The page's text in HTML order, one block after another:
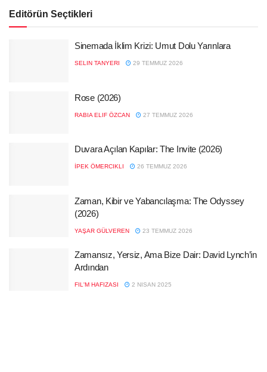
Editörün Seçtikleri
Sinemada İklim Krizi: Umut Dolu Yarınlara
SELIN TANYERI 29 TEMMUZ 2026
Rose (2026)
RABIA ELIF ÖZCAN 27 TEMMUZ 2026
Duvara Açılan Kapılar: The Invite (2026)
İPEK ÖMERCIKLI 26 TEMMUZ 2026
Zaman, Kibir ve Yabancılaşma: The Odyssey
(2026)
YAŞAR GÜLVEREN 23 TEMMUZ 2026
Zamansız, Yersiz, Ama Bize Dair: David Lynch’in
Ardından
FIL'M HAFIZASI 2 NISAN 2025